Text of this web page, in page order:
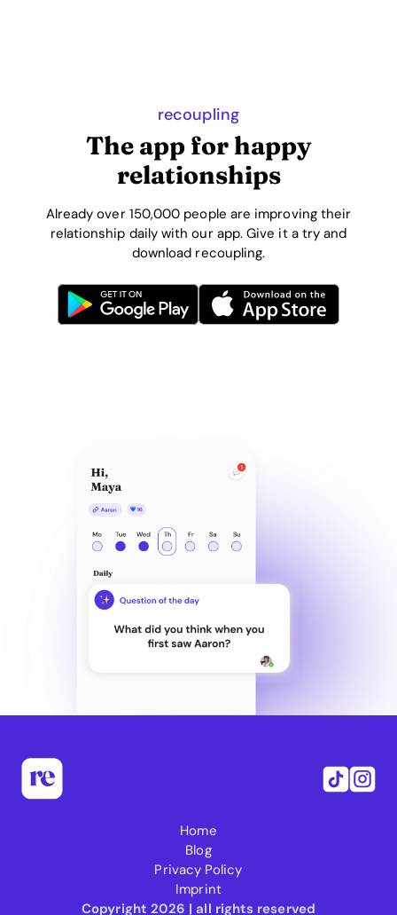
recoupling
The app for happy
relationships
Already over 150,000 people are improving their
relationship daily with our app. Give it a try and
download recoupling.
Home
Blog
Privacy Policy
Imprint
Copyright 2026 | all rights reserved